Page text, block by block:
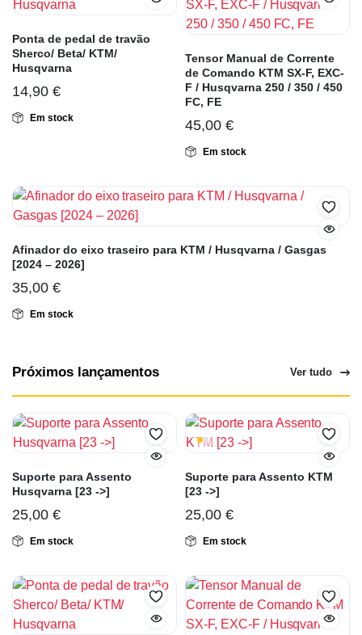
Ponta de pedal de travão
Sherco/ Beta/ KTM/
Husqvarna
14,90 €
Em stock
Tensor Manual de Corrente
de Comando KTM SX-F, EXC-
F / Husqvarna 250 / 350 / 450
FC, FE
45,00 €
Em stock
Afinador do eixo traseiro para KTM / Husqvarna / Gasgas
[2024 – 2026]
35,00 €
Em stock
Próximos lançamentos Ver tudo
Suporte para Assento
Husqvarna [23 ->]
25,00 €
Em stock
Suporte para Assento KTM
[23 ->]
25,00 €
Em stock